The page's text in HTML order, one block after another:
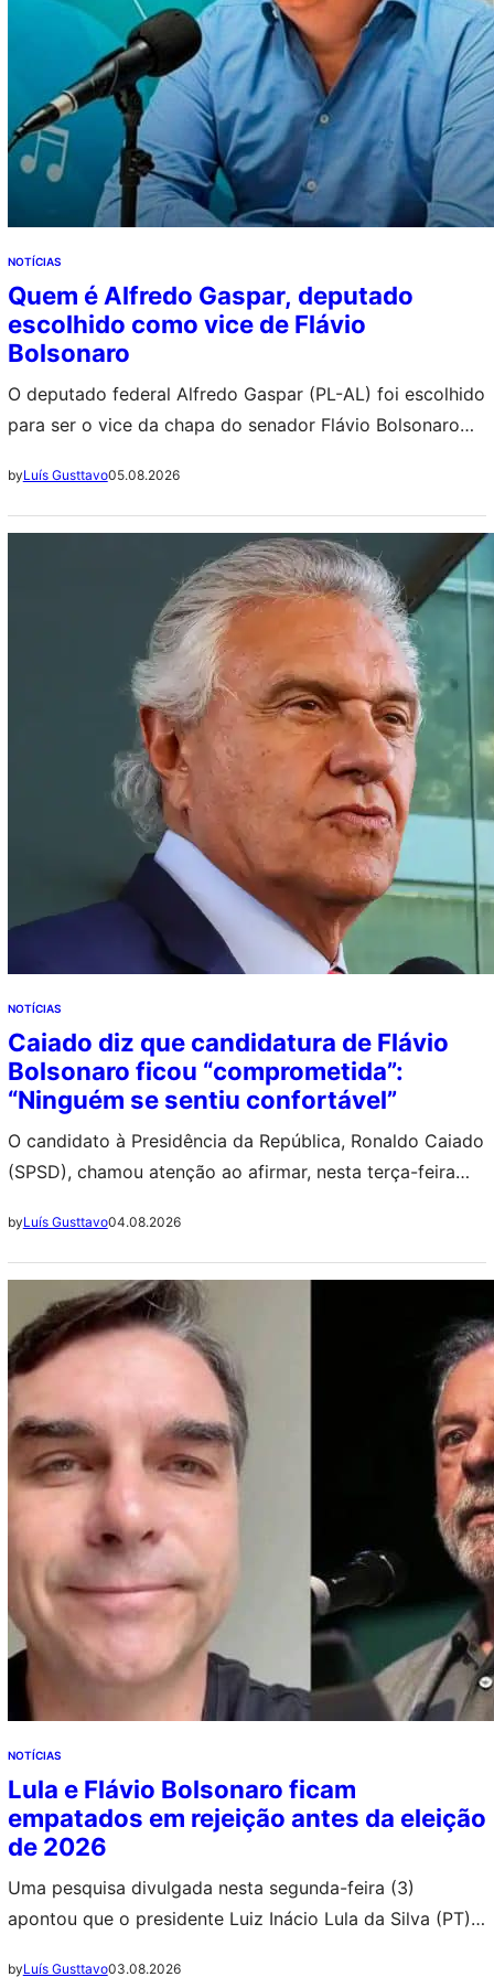
NOTÍCIAS
Quem é Alfredo Gaspar, deputado
escolhido como vice de Flávio
Bolsonaro
O deputado federal Alfredo Gaspar (PL-AL) foi escolhido
para ser o vice da chapa do senador Flávio Bolsonaro
fica paralisada após ingerir bebida supostamente
adulterada em boate O nome do parlamentar ganhou
força nos últimos dias, mas apenas internamente, tendo
em vista que o filho do ex-presidente Jair…
byLuís Gusttavo05.08.2026
NOTÍCIAS
Caiado diz que candidatura de Flávio
Bolsonaro ficou “comprometida”:
“Ninguém se sentiu confortável”
O candidato à Presidência da República, Ronaldo Caiado
(SPSD), chamou atenção ao afirmar, nesta terça-feira
neutralidade nas eleições de 2026 demonstra que a
candidatura do senador Flávio Bolsonaro (PL-RJ) ficou
“comprometida”. ++ Jovem fica paralisada após ingerir
bebida supostamente adulterada em boate “É uma
radiografia clara do…
byLuís Gusttavo04.08.2026
NOTÍCIAS
Lula e Flávio Bolsonaro ficam
empatados em rejeição antes da eleição
de 2026
Uma pesquisa divulgada nesta segunda-feira (3)
apontou que o presidente Luiz Inácio Lula da Silva (PT) e
byLuís Gusttavo03.08.2026